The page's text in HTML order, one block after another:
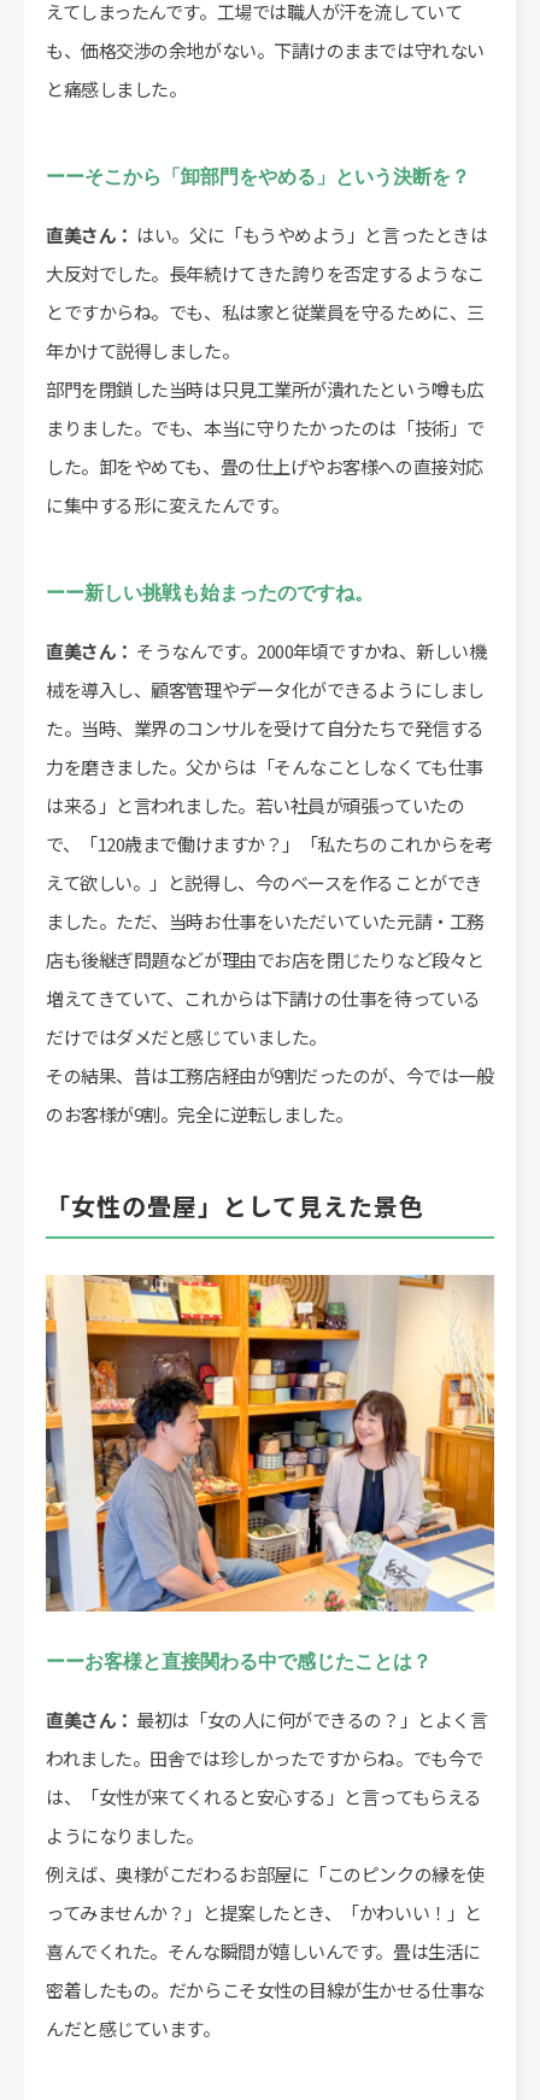
えてしまったんです。工場では職人が汗を流していて
も、価格交渉の余地がない。下請けのままでは守れない
と痛感しました。
ーーそこから「卸部門をやめる」という決断を？
直美さん： はい。父に「もうやめよう」と言ったときは
大反対でした。長年続けてきた誇りを否定するようなこ
とですからね。でも、私は家と従業員を守るために、三
年かけて説得しました。
部門を閉鎖した当時は只見工業所が潰れたという噂も広
まりました。でも、本当に守りたかったのは「技術」で
した。卸をやめても、畳の仕上げやお客様への直接対応
に集中する形に変えたんです。
ーー新しい挑戦も始まったのですね。
直美さん： そうなんです。2000年頃ですかね、新しい機
械を導入し、顧客管理やデータ化ができるようにしまし
た。当時、業界のコンサルを受けて自分たちで発信する
力を磨きました。父からは「そんなことしなくても仕事
は来る」と言われました。若い社員が頑張っていたの
で、「120歳まで働けますか？」「私たちのこれからを考
えて欲しい。」と説得し、今のベースを作ることができ
ました。ただ、当時お仕事をいただいていた元請・工務
店も後継ぎ問題などが理由でお店を閉じたりなど段々と
増えてきていて、これからは下請けの仕事を待っている
だけではダメだと感じていました。
その結果、昔は工務店経由が9割だったのが、今では一般
のお客様が9割。完全に逆転しました。
「女性の畳屋」として見えた景色
ーーお客様と直接関わる中で感じたことは？
直美さん： 最初は「女の人に何ができるの？」とよく言
われました。田舎では珍しかったですからね。でも今で
は、「女性が来てくれると安心する」と言ってもらえる
ようになりました。
例えば、奥様がこだわるお部屋に「このピンクの縁を使
ってみませんか？」と提案したとき、「かわいい！」と
喜んでくれた。そんな瞬間が嬉しいんです。畳は生活に
密着したもの。だからこそ女性の目線が生かせる仕事な
んだと感じています。